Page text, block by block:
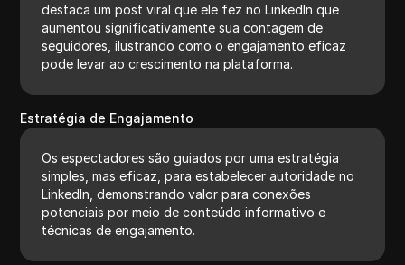
destaca um post viral que ele fez no LinkedIn que
aumentou significativamente sua contagem de
seguidores, ilustrando como o engajamento eficaz
pode levar ao crescimento na plataforma.
Estratégia de Engajamento
Os espectadores são guiados por uma estratégia
simples, mas eficaz, para estabelecer autoridade no
LinkedIn, demonstrando valor para conexões
potenciais por meio de conteúdo informativo e
técnicas de engajamento.